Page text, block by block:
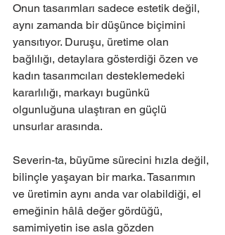
Onun tasarımları sadece estetik değil,
aynı zamanda bir düşünce biçimini
yansıtıyor. Duruşu, üretime olan
bağlılığı, detaylara gösterdiği özen ve
kadın tasarımcıları desteklemedeki
kararlılığı, markayı bugünkü
olgunluğuna ulaştıran en güçlü
unsurlar arasında.
Severin-ta, büyüme sürecini hızla değil,
bilinçle yaşayan bir marka. Tasarımın
ve üretimin aynı anda var olabildiği, el
emeğinin hâlâ değer gördüğü,
samimiyetin ise asla gözden